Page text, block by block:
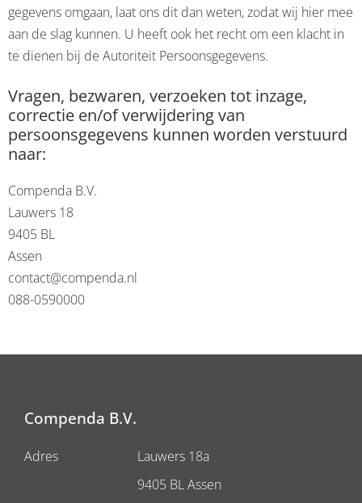
gegevens omgaan, laat ons dit dan weten, zodat wij hier mee
aan de slag kunnen. U heeft ook het recht om een klacht in
te dienen bij de Autoriteit Persoonsgegevens.
Vragen, bezwaren, verzoeken tot inzage,
correctie en/of verwijdering van
persoonsgegevens kunnen worden verstuurd
naar:
Compenda B.V.
Lauwers 18
9405 BL
Assen
contact@compenda.nl
088-0590000
Compenda B.V.
Adres
Lauwers 18a
9405 BL Assen